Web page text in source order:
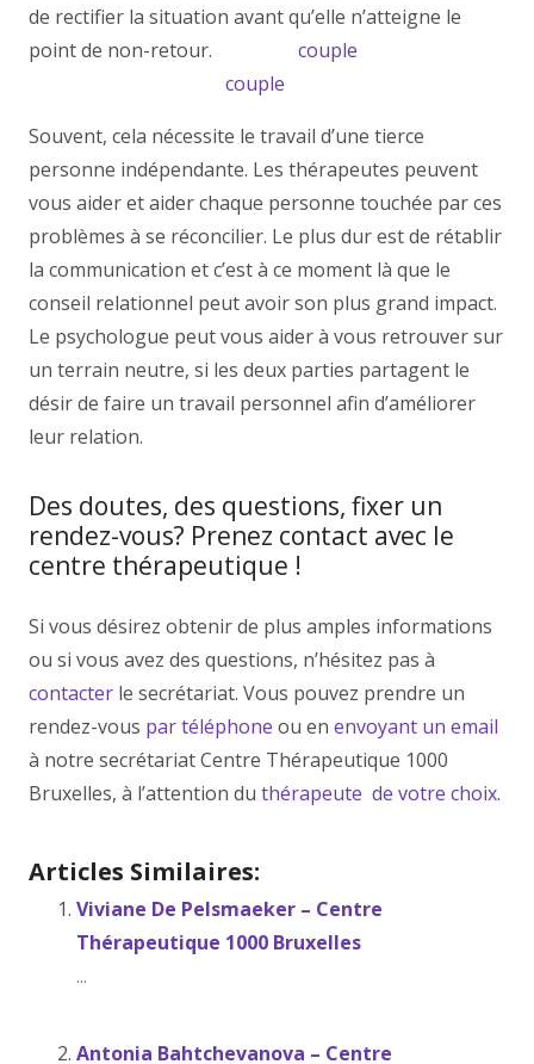
de rectifier la situation avant qu’elle n’atteigne le
point de non-retour.
couple
couple
Souvent, cela nécessite le travail d’une tierce
personne indépendante. Les thérapeutes peuvent
vous aider et aider chaque personne touchée par ces
problèmes à se réconcilier. Le plus dur est de rétablir
la communication et c’est à ce moment là que le
conseil relationnel peut avoir son plus grand impact.
Le psychologue peut vous aider à vous retrouver sur
un terrain neutre, si les deux parties partagent le
désir de faire un travail personnel afin d’améliorer
leur relation.
Des doutes, des questions, fixer un
rendez-vous? Prenez contact avec le
centre thérapeutique !
Si vous désirez obtenir de plus amples informations
ou si vous avez des questions, n’hésitez pas à
contacter le secrétariat. Vous pouvez prendre un
rendez-vous par téléphone ou en envoyant un email
à notre secrétariat Centre Thérapeutique 1000
Bruxelles, à l’attention du thérapeute de votre choix.
Articles Similaires:
Viviane De Pelsmaeker – Centre
Thérapeutique 1000 Bruxelles
...
Antonia Bahtchevanova – Centre